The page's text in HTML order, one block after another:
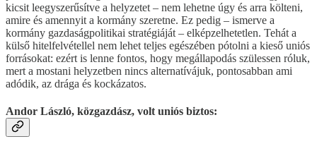
kicsit leegyszerűsítve a helyzetet – nem lehetne úgy és arra költeni,
amire és amennyit a kormány szeretne. Ez pedig – ismerve a
kormány gazdaságpolitikai stratégiáját – elképzelhetetlen. Tehát a
külső hitelfelvétellel nem lehet teljes egészében pótolni a kieső uniós
forrásokat: ezért is lenne fontos, hogy megállapodás szülessen róluk,
mert a mostani helyzetben nincs alternatívájuk, pontosabban ami
adódik, az drága és kockázatos.
Andor László, közgazdász, volt uniós biztos: